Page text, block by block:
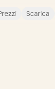
Scarica